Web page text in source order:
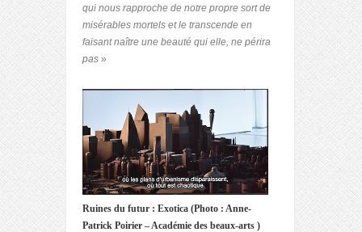
qui nous rapproche de notre propre sort de
misérables mortels et le transcende en
faisant naître une beauté qui elle, ne périra
pas »
Ruines du futur : Exotica (Photo : Anne-
Patrick Poirier – Académie des beaux-arts )